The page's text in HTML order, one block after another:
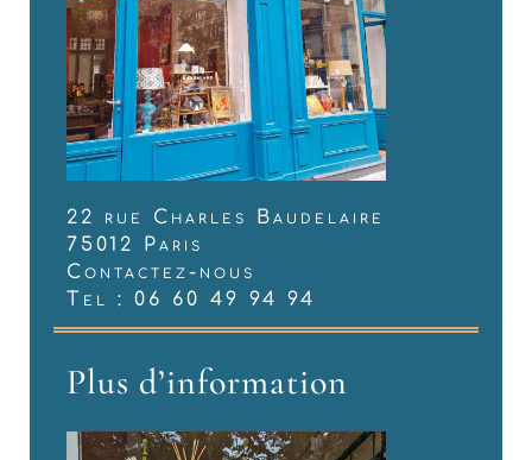
22 rue Charles Baudelaire
75012 Paris
Contactez-nous
Tel : 06 60 49 94 94
Plus d’information